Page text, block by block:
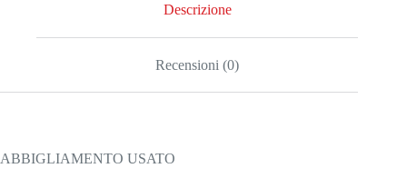
Descrizione
Recensioni (0)
ABBIGLIAMENTO USATO